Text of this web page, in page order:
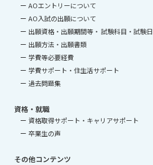
AOエントリーについて
AO入試の出願について
出願資格・出願期間等・ 試験科目・試験日
出願方法・出願書類
学費等必要経費
学費サポート・住生活サポート
過去問題集
資格・就職
資格取得サポート・キャリアサポート
卒業生の声
その他コンテンツ